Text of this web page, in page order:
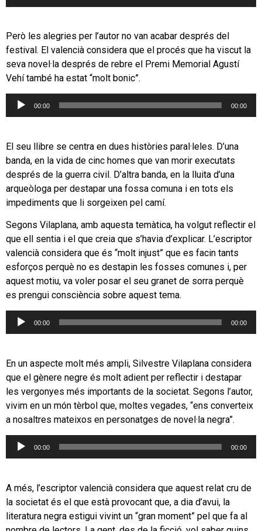
Però les alegries per l’autor no van acabar després del
festival. El valencià considera que el procés que ha viscut la
seva novel·la després de rebre el Premi Memorial Agustí
Vehí també ha estat “molt bonic”.
Reproductor
00:00 00:00
El seu llibre se centra en dues històries paral·leles. D’una
banda, en la vida de cinc homes que van morir executats
després de la guerra civil. D’altra banda, en la lluita d’una
arqueòloga per destapar una fossa comuna i en tots els
impediments que li sorgeixen pel camí.
Segons Vilaplana, amb aquesta temàtica, ha volgut reflectir el
que ell sentia i el que creia que s’havia d’explicar. L’escriptor
valencià considera que és “molt injust” que es facin tants
esforços perquè no es destapin les fosses comunes i, per
aquest motiu, va voler posar el seu granet de sorra perquè
es prengui consciència sobre aquest tema.
Reproductor
00:00 00:00
En un aspecte molt més ampli, Silvestre Vilaplana considera
que el gènere negre és molt adient per reflectir i destapar
les vergonyes més importants de la societat. Segons l’autor,
vivim en un món tèrbol que, moltes vegades, “ens converteix
a nosaltres mateixos en personatges de novel·la negra”.
Reproductor
00:00 00:00
A més, l’escriptor valencià considera que aquest relat cru de
la societat és el que està provocant que, a dia d’avui, la
literatura negra estigui vivint un “gran moment” pel que fa al